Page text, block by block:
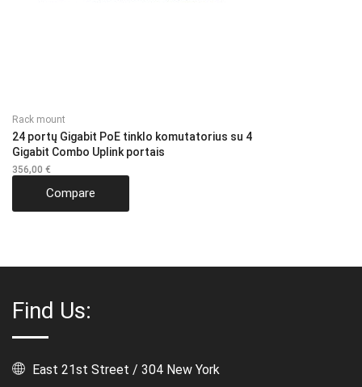
Rack mount
24 portų Gigabit PoE tinklo komutatorius su 4
Gigabit Combo Uplink portais
356,00 €
Compare
Find Us:
East 21st Street / 304 New York